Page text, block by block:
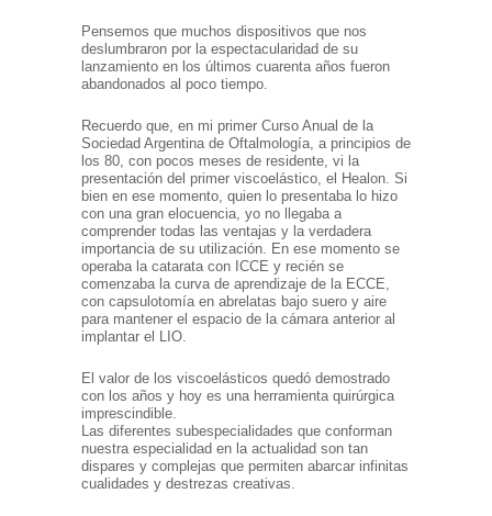
Pensemos que muchos dispositivos que nos
deslumbraron por la espectacularidad de su
lanzamiento en los últimos cuarenta años fueron
abandonados al poco tiempo.
Recuerdo que, en mi primer Curso Anual de la
Sociedad Argentina de Oftalmología, a principios de
los 80, con pocos meses de residente, vi la
presentación del primer viscoelástico, el Healon. Si
bien en ese momento, quien lo presentaba lo hizo
con una gran elocuencia, yo no llegaba a
comprender todas las ventajas y la verdadera
importancia de su utilización. En ese momento se
operaba la catarata con ICCE y recién se
comenzaba la curva de aprendizaje de la ECCE,
con capsulotomía en abrelatas bajo suero y aire
para mantener el espacio de la cámara anterior al
implantar el LIO.
El valor de los viscoelásticos quedó demostrado
con los años y hoy es una herramienta quirúrgica
imprescindible.
Las diferentes subespecialidades que conforman
nuestra especialidad en la actualidad son tan
dispares y complejas que permiten abarcar infinitas
cualidades y destrezas creativas.